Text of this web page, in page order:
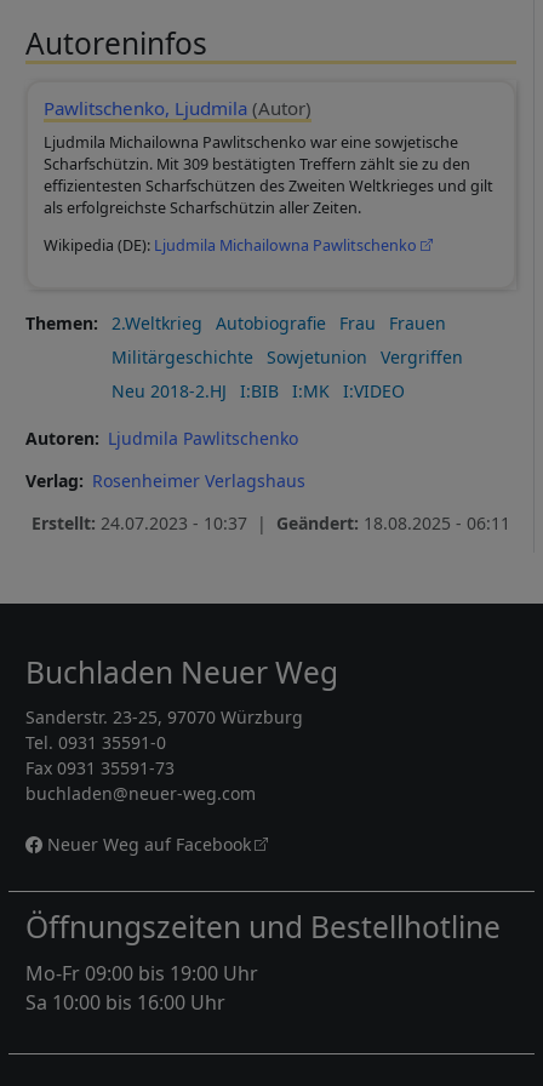
Autoreninfos
Pawlitschenko, Ljudmila (Autor)
Ljudmila Michailowna Pawlitschenko war eine sowjetische
Scharfschützin. Mit 309 bestätigten Treffern zählt sie zu den
effizientesten Scharfschützen des Zweiten Weltkrieges und gilt
als erfolgreichste Scharfschützin aller Zeiten.
Wikipedia (DE): Ljudmila Michailowna Pawlitschenko
Themen 2.Weltkrieg Autobiografie Frau
Frauen
Militärgeschichte
Sowjetunion
Vergriffen
Neu 2018-2.HJ
I:BIB I:MK I:VIDEO
Autoren
Ljudmila Pawlitschenko
Verlag
Rosenheimer Verlagshaus
Erstellt: 24.07.2023 - 10:37 | Geändert: 18.08.2025 - 06:11
Buchladen Neuer Weg
Sanderstr. 23-25, 97070 Würzburg
Tel. 0931 35591-0
Fax 0931 35591-73
buchladen@neuer-weg.com
Neuer Weg auf Facebook
Öffnungszeiten und Bestellhotline
Mo-Fr 09:00 bis 19:00 Uhr
Sa 10:00 bis 16:00 Uhr